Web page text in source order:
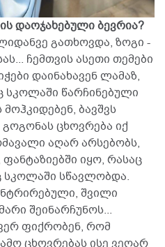
დაოჯახებული ბევრია?
გათხოვდა, ზოგი -
ჩემთვის ასეთი თემები
დაინახავენ ლამაზ,
სკოლაში წარჩინებული
ბავშვს
გოგონას ცხოვრება იქ
აღარ არსებობს,
იყო, რასაც
სკოლაში სწავლობდა.
შვილი
შეინარჩუნოს...
ფიქრობენ, რომ
ცხოვრებას ისე ვეღარ